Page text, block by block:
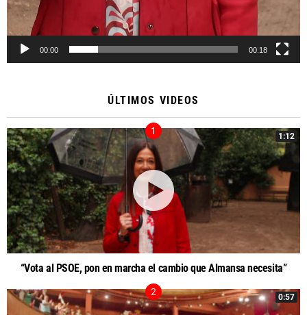
00:00 00:18
ÚLTIMOS VIDEOS
1:12
“Vota al PSOE, pon en marcha el cambio que Almansa necesita”
0:57